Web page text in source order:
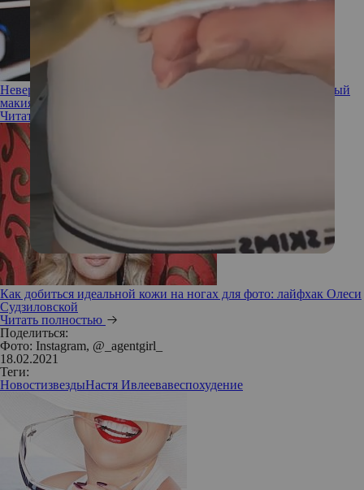
Невероятно нежный образ: Агата Муцениеце сделала розовый
макияж
Читать полностью
Как добиться идеальной кожи на ногах для фото: лайфхак Олеси
Судзиловской
Читать полностью
Поделиться:
Фото: Instagram, @_agentgirl_
18.02.2021
Теги:
НовостизвездыНастя Ивлеевавеспохудение